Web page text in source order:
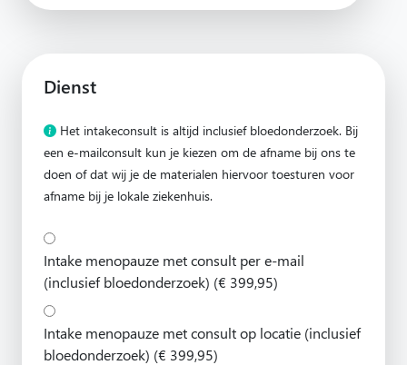
Dienst
Het intakeconsult is altijd inclusief bloedonderzoek. Bij
een e-mailconsult kun je kiezen om de afname bij ons te
doen of dat wij je de materialen hiervoor toesturen voor
afname bij je lokale ziekenhuis.
Intake menopauze met consult per e-mail
(inclusief bloedonderzoek) (€ 399,95)
Intake menopauze met consult op locatie (inclusief
bloedonderzoek) (€ 399,95)